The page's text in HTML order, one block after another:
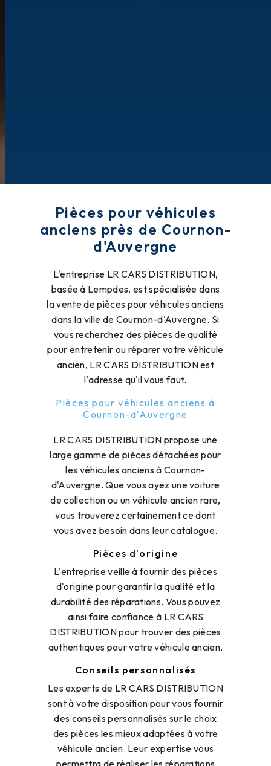
Pièces pour véhicules
anciens près de Cournon-
d'Auvergne
L'entreprise LR CARS DISTRIBUTION,
basée à Lempdes, est spécialisée dans
la vente de pièces pour véhicules anciens
dans la ville de Cournon-d'Auvergne. Si
vous recherchez des pièces de qualité
pour entretenir ou réparer votre véhicule
ancien, LR CARS DISTRIBUTION est
l'adresse qu'il vous faut.
Pièces pour véhicules anciens à
Cournon-d'Auvergne
LR CARS DISTRIBUTION propose une
large gamme de pièces détachées pour
les véhicules anciens à Cournon-
d'Auvergne. Que vous ayez une voiture
de collection ou un véhicule ancien rare,
vous trouverez certainement ce dont
vous avez besoin dans leur catalogue.
Pièces d'origine
L'entreprise veille à fournir des pièces
d'origine pour garantir la qualité et la
durabilité des réparations. Vous pouvez
ainsi faire confiance à LR CARS
DISTRIBUTION pour trouver des pièces
authentiques pour votre véhicule ancien.
Conseils personnalisés
Les experts de LR CARS DISTRIBUTION
sont à votre disposition pour vous fournir
des conseils personnalisés sur le choix
des pièces les mieux adaptées à votre
véhicule ancien. Leur expertise vous